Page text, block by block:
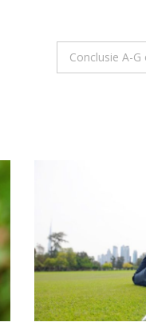
Conclusie A-